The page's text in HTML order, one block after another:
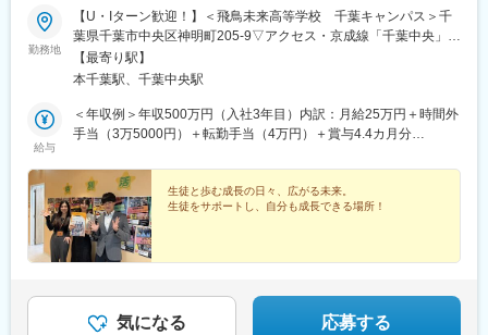
勤務地
【U・Iターン歓迎！】＜飛鳥未来高等学校 千葉キャンパス＞千
葉県千葉市中央区神明町205-9▽アクセス・京成線「千葉中央」駅
より徒歩7分・JR「千葉」駅より徒歩15分・JR「本千葉」駅より
徒歩11分・千葉都市モノレール葭川公園駅より徒歩11分※受動喫
【最寄り駅】
本千葉駅、千葉中央駅
給与
＜年収例＞年収500万円（入社3年目）内訳：月給25万円＋時間外
手当（3万5000円）＋転勤手当（4万円）＋賞与4.4カ月分
ル・経験・能力を考慮して決定します※通勤に伴う交通費は別途全
額支給します
生徒と歩む成長の日々、広がる未来。
生徒をサポートし、自分も成長できる場所！
気になる 応募する